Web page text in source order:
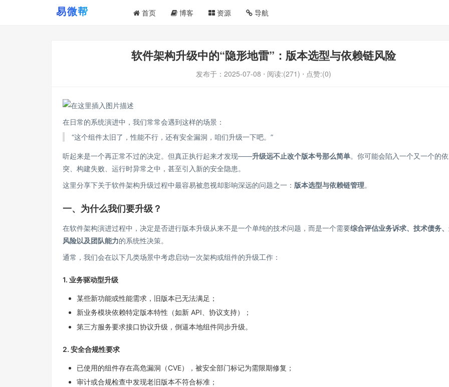
首页 博客 资源 导航
软件架构升级中的“隐形地雷”：版本选型与依赖链风险
发布于： 2025-07-08 ⋅ 阅读:(271) ⋅ 点赞:(0)
在日常的系统演进中，我们常常会遇到这样的场景：
“这个组件太旧了，性能不行，还有安全漏洞，咱们升级一下吧。”
听起来是一个再正常不过的决定。但真正执行起来才发现——升级远不止改个版本号那么简单。你可能会陷入一个又一个的
突、构建失败、运行时异常之中，甚至引入新的安全隐患。
这里分享下关于软件架构升级过程中最容易被忽视却影响深远的问题之一： 版本选型与依赖链管理。
一、为什么我们要升级？
在软件架构演进过程中，决定是否进行版本升级从来不是一个单纯的技术问题，而是一个需要综合评估业务诉求、技术债务
风险以及团队能力的系统性决策。
通常，我们会在以下几类场景中考虑启动一次架构或组件的升级工作：
1. 业务驱动型升级
某些新功能或性能需求，旧版本已无法满足；
新业务模块依赖特定版本特性（如新 API、协议支持）；
第三方服务要求接口协议升级，倒逼本地组件同步升级。
2. 安全合规性要求
已使用的组件存在高危漏洞（CVE），被安全部门标记为需限期修复；
审计或合规检查中发现老旧版本不符合标准；